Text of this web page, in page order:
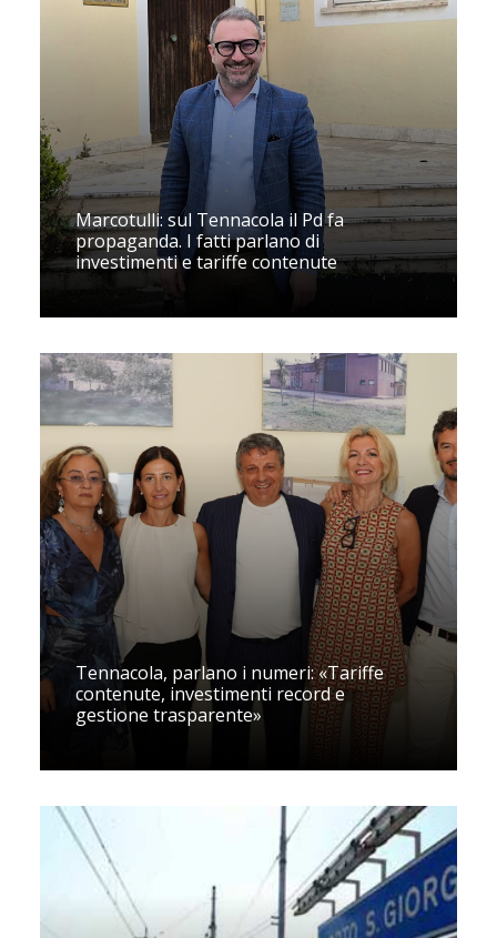
Marcotulli: sul Tennacola il Pd fa
propaganda. I fatti parlano di
investimenti e tariffe contenute
Tennacola, parlano i numeri: «Tariffe
contenute, investimenti record e
gestione trasparente»